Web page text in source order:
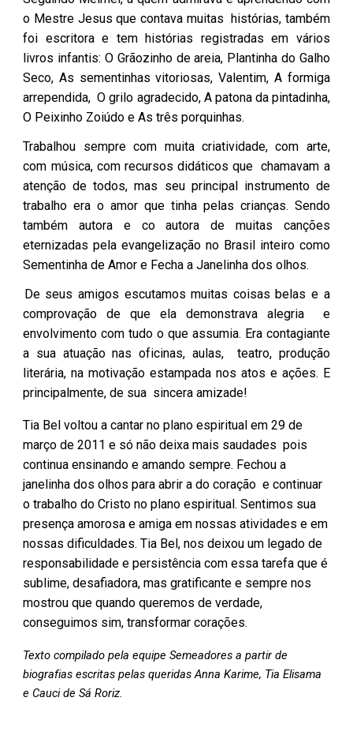
o Mestre Jesus que contava muitas histórias, também
foi escritora e tem histórias registradas em vários
livros infantis: O Grãozinho de areia, Plantinha do Galho
Seco, As sementinhas vitoriosas, Valentim, A formiga
arrependida, O grilo agradecido, A patona da pintadinha,
O Peixinho Zoiúdo e As três porquinhas.
Trabalhou sempre com muita criatividade, com arte,
com música, com recursos didáticos que chamavam a
atenção de todos, mas seu principal instrumento de
trabalho era o amor que tinha pelas crianças. Sendo
também autora e co autora de muitas canções
eternizadas pela evangelização no Brasil inteiro como
Sementinha de Amor e Fecha a Janelinha dos olhos.
De seus amigos escutamos muitas coisas belas e a
comprovação de que ela demonstrava alegria e
envolvimento com tudo o que assumia. Era contagiante
a sua atuação nas oficinas, aulas, teatro, produção
literária, na motivação estampada nos atos e ações. E
principalmente, de sua sincera amizade!
Tia Bel voltou a cantar no plano espiritual em 29 de
março de 2011 e só não deixa mais saudades pois
continua ensinando e amando sempre. Fechou a
janelinha dos olhos para abrir a do coração e continuar
o trabalho do Cristo no plano espiritual.Sentimos sua
presença amorosa e amigaem nossas atividades e em
nossas dificuldades. Tia Bel, nos deixou um legado de
responsabilidade e persistência com essa tarefa que é
sublime, desafiadora, mas gratificante e sempre nos
mostrou que quando queremos de verdade,
conseguimos sim, transformar corações.
Texto compilado pela equipe Semeadores a partir de
biografias escritas pelas queridas Anna Karime, Tia Elisama
e Cauci de Sá Roriz.